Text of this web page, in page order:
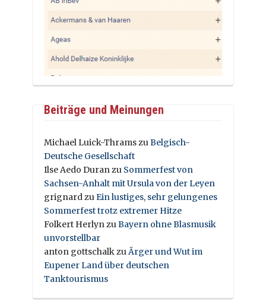
Beiträge und Meinungen
Michael Luick-ThramszuBelgisch-
Deutsche Gesellschaft
Ilse Aedo Duranzu Sommerfest von
Sachsen-Anhalt mit Ursula von der Leyen
grignardzuEin lustiges, sehr gelungenes
Sommerfest trotz extremer Hitze
Folkert HerlynzuBayern ohne Blasmusik
unvorstellbar
anton gottschalkzuÄrger und Wut im
Eupener Land über deutschen
Tanktourismus